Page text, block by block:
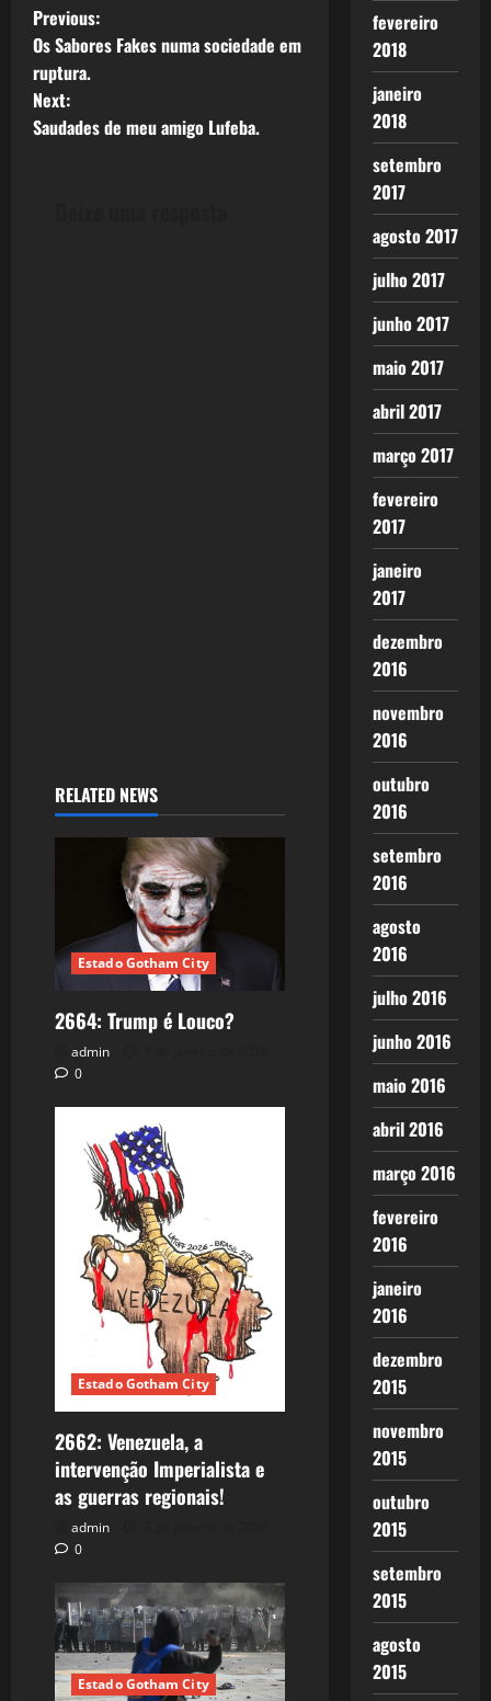
com maior ou
menos
amplitude,
nova base
material para
o novo ciclo
P
o
s
Previous:
Os Sabores Fakes numa sociedade em
ruptura.
Next:
Saudades de meu amigo Lufeba.
RELATED NEWS
Estado Gotham City
2664: Trump é Louco?
admin
0
Estado Gotham City
2662: Venezuela, a
intervenção Imperialista e
as guerras regionais!
admin
0
Estado Gotham City
fevereiro
2018
janeiro
2018
setembro
2017
agosto 2017
julho 2017
junho 2017
maio 2017
abril 2017
março 2017
fevereiro
2017
janeiro
2017
dezembro
2016
novembro
2016
outubro
2016
setembro
2016
agosto
2016
julho 2016
junho 2016
maio 2016
abril 2016
março 2016
fevereiro
2016
janeiro
2016
dezembro
2015
novembro
2015
outubro
2015
setembro
2015
agosto
2015